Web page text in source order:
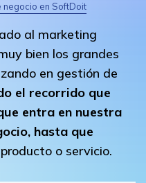
negocio en SoftDoit
al marketing
bien los grandes
en gestión de
el recorrido que
entra en nuestra
hasta que
o servicio.